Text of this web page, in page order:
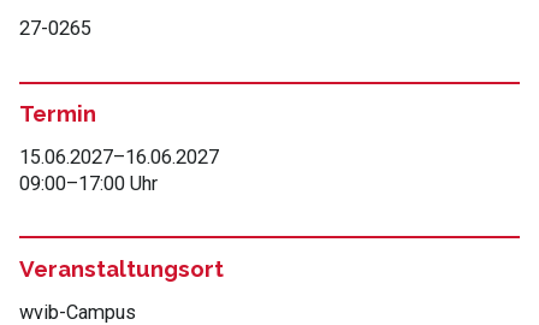
27-0265
Termin
15.06.2027–16.06.2027
09:00–17:00 Uhr
Veranstaltungsort
wvib-Campus